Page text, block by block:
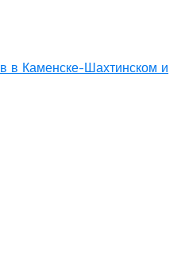
в Каменске-Шахтинском и